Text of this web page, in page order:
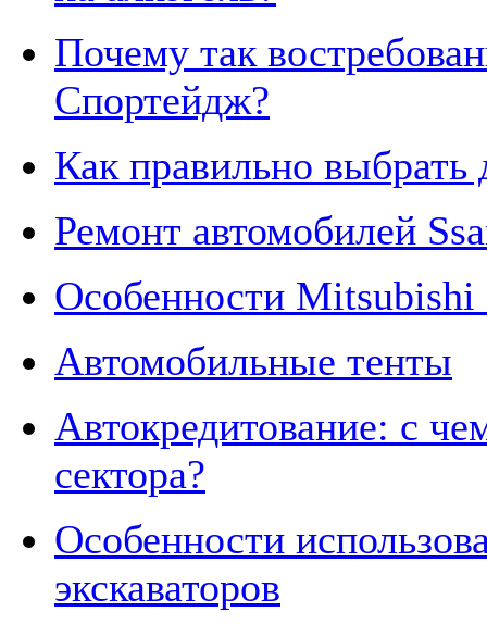
Почему так
Спортейдж?
Как правильно выбрать
Ремонт автомобилей
Особенности Mitsubishi
Автомобильные тенты
Автокредитование: с
сектора?
Особенности
экскаваторов